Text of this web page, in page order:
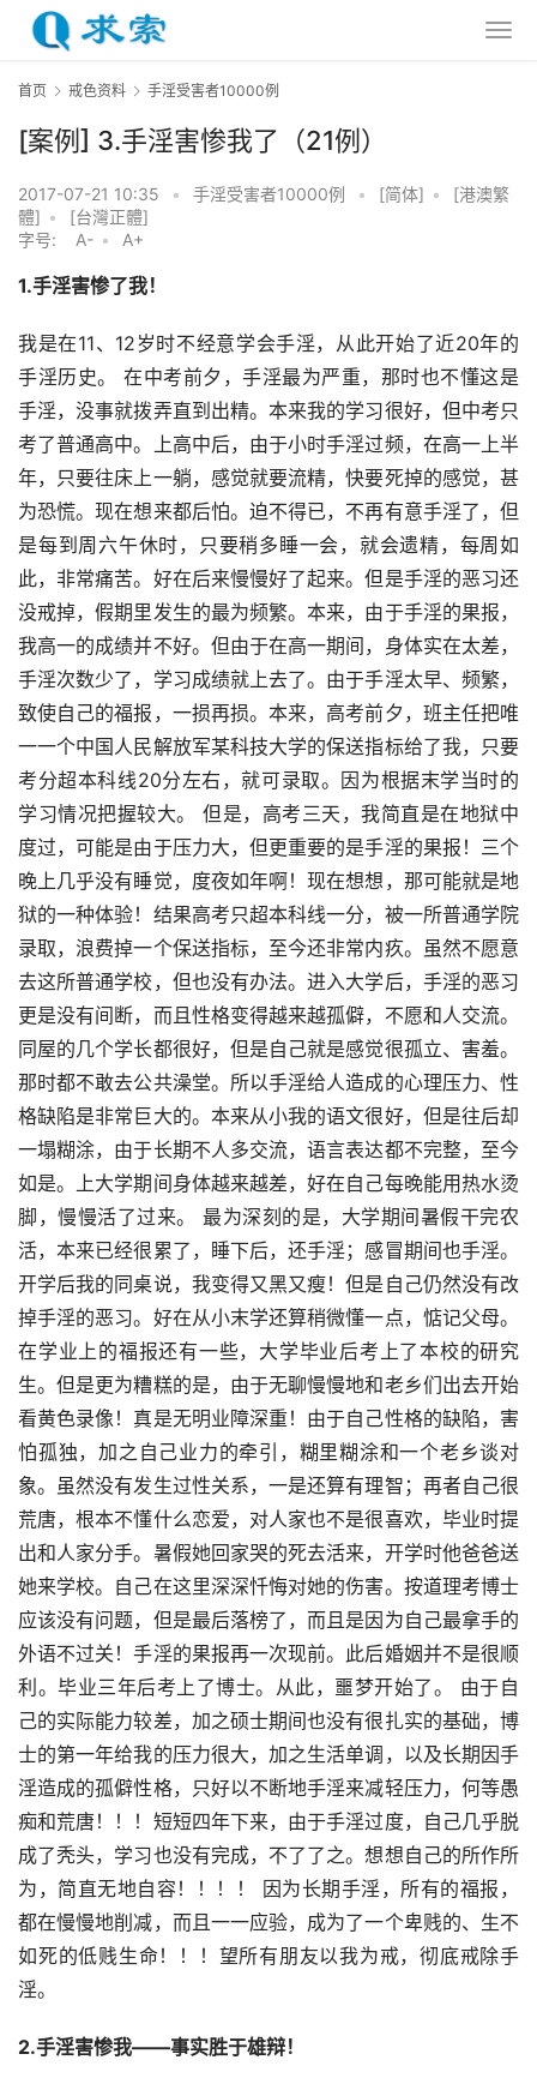
首页 戒色资料 手淫受害者10000例
[案例] 3.手淫害惨我了（21例）
2017-07-21 10:35 • 手淫受害者10000例 • [简体] •
[港澳繁
體] •
[台灣正體]
字号:
A- • A+
1.手淫害惨了我！
我是在11、12岁时不经意学会手淫，从此开始了近20年的
手淫历史。 在中考前夕，手淫最为严重，那时也不懂这是
手淫，没事就拨弄直到出精。本来我的学习很好，但中考只
考了普通高中。上高中后，由于小时手淫过频，在高一上半
年，只要往床上一躺，感觉就要流精，快要死掉的感觉，甚
为恐慌。现在想来都后怕。迫不得已，不再有意手淫了，但
是每到周六午休时，只要稍多睡一会，就会遗精，每周如
此，非常痛苦。好在后来慢慢好了起来。但是手淫的恶习还
没戒掉，假期里发生的最为频繁。本来，由于手淫的果报，
我高一的成绩并不好。但由于在高一期间，身体实在太差，
手淫次数少了，学习成绩就上去了。由于手淫太早、频繁，
致使自己的福报，一损再损。本来，高考前夕，班主任把唯
一一个中国人民解放军某科技大学的保送指标给了我，只要
考分超本科线20分左右，就可录取。因为根据末学当时的
学习情况把握较大。 但是，高考三天，我简直是在地狱中
度过，可能是由于压力大，但更重要的是手淫的果报！三个
晚上几乎没有睡觉，度夜如年啊！现在想想，那可能就是地
狱的一种体验！结果高考只超本科线一分，被一所普通学院
录取，浪费掉一个保送指标，至今还非常内疚。虽然不愿意
去这所普通学校，但也没有办法。进入大学后，手淫的恶习
更是没有间断，而且性格变得越来越孤僻，不愿和人交流。
同屋的几个学长都很好，但是自己就是感觉很孤立、害羞。
那时都不敢去公共澡堂。所以手淫给人造成的心理压力、性
格缺陷是非常巨大的。本来从小我的语文很好，但是往后却
一塌糊涂，由于长期不人多交流，语言表达都不完整，至今
如是。上大学期间身体越来越差，好在自己每晚能用热水烫
脚，慢慢活了过来。 最为深刻的是，大学期间暑假干完农
活，本来已经很累了，睡下后，还手淫；感冒期间也手淫。
开学后我的同桌说，我变得又黑又瘦！但是自己仍然没有改
掉手淫的恶习。好在从小末学还算稍微懂一点，惦记父母。
在学业上的福报还有一些，大学毕业后考上了本校的研究
生。但是更为糟糕的是，由于无聊慢慢地和老乡们出去开始
看黄色录像！真是无明业障深重！由于自己性格的缺陷，害
怕孤独，加之自己业力的牵引，糊里糊涂和一个老乡谈对
象。虽然没有发生过性关系，一是还算有理智；再者自己很
荒唐，根本不懂什么恋爱，对人家也不是很喜欢，毕业时提
出和人家分手。暑假她回家哭的死去活来，开学时他爸爸送
她来学校。自己在这里深深忏悔对她的伤害。按道理考博士
应该没有问题，但是最后落榜了，而且是因为自己最拿手的
外语不过关！手淫的果报再一次现前。此后婚姻并不是很顺
利。毕业三年后考上了博士。从此，噩梦开始了。 由于自
己的实际能力较差，加之硕士期间也没有很扎实的基础，博
士的第一年给我的压力很大，加之生活单调，以及长期因手
淫造成的孤僻性格，只好以不断地手淫来减轻压力，何等愚
痴和荒唐！！！短短四年下来，由于手淫过度，自己几乎脱
成了秃头，学习也没有完成，不了了之。想想自己的所作所
为，简直无地自容！！！！ 因为长期手淫，所有的福报，
都在慢慢地削减，而且一一应验，成为了一个卑贱的、生不
如死的低贱生命！！！望所有朋友以我为戒，彻底戒除手
淫。
2.手淫害惨我——事实胜于雄辩！